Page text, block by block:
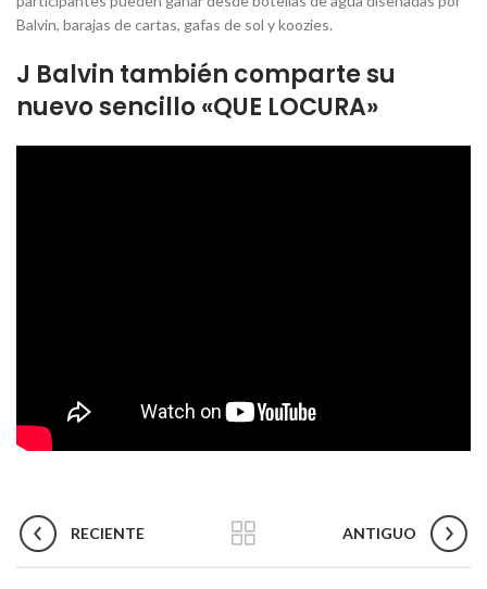
Balvin, barajas de cartas, gafas de sol y koozies.
J Balvin también comparte su
nuevo sencillo «QUE LOCURA»
RECIENTE ANTIGUO